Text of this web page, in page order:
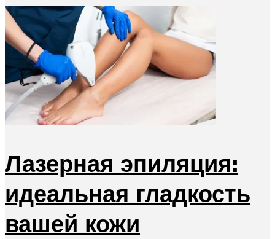
Лазерная эпиляция:
идеальная гладкость
вашей кожи